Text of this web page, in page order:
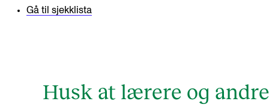
Gå til sjekklista
Husk at lærere og andre